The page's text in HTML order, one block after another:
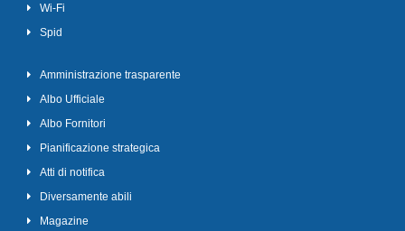
Wi-Fi
Spid
Amministrazione trasparente
Albo Ufficiale
Albo Fornitori
Pianificazione strategica
Atti di notifica
Diversamente abili
Magazine